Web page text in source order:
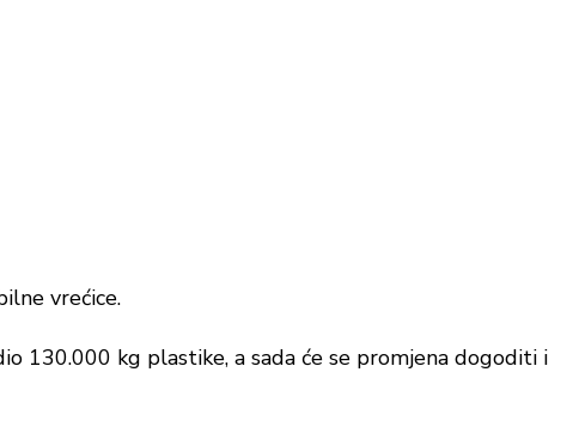
vrećice.
130.000 kg plastike, a sada će se promjena dogoditi i